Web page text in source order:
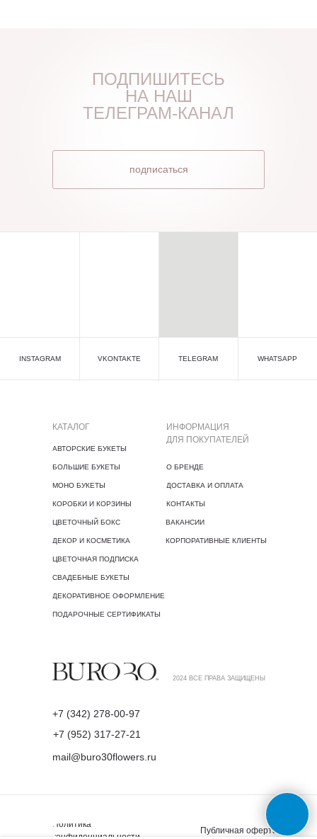
подписаться
ПОДПИШИТЕСЬ
НА НАШ
ТЕЛЕГРАМ-КАНАЛ
VKONTAKTE TELEGRAM WHATSAPP
INSTAGRAM
КАТАЛОГ
mail@buro30flowers.ru
+7 (342) 278-00-97
АВТОРСКИЕ БУКЕТЫ
БОЛЬШИЕ БУКЕТЫ
МОНО БУКЕТЫ
КОРОБКИ И КОРЗИНЫ
ЦВЕТОЧНЫЙ БОКС
ДЕКОР И КОСМЕТИКА
ЦВЕТОЧНАЯ ПОДПИСКА
СВАДЕБНЫЕ БУКЕТЫ
ДЕКОРАТИВНОЕ ОФОРМЛЕНИЕ
ИНФОРМАЦИЯ
ДЛЯ ПОКУПАТЕЛЕЙ
О БРЕНДЕ
ДОСТАВКА И ОПЛАТА
КОНТАКТЫ
Политика
конфиденциальности
ПОДАРОЧНЫЕ СЕРТИФИКАТЫ
+7 (952) 317-27-21
Публичная оферта
2024 ВСЕ ПРАВА ЗАЩИЩЕНЫ
ВАКАНСИИ
КОРПОРАТИВНЫЕ КЛИЕНТЫ